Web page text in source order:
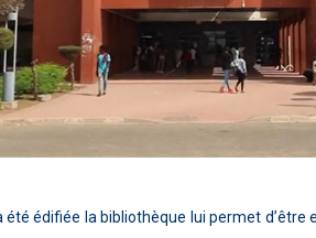
été édifiée la bibliothèque lui permet d’être